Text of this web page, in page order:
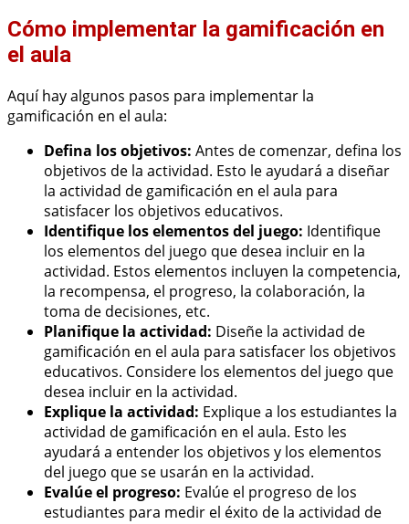
Cómo implementar la gamificación en
el aula
Aquí hay algunos pasos para implementar la
gamificación en el aula:
Defina los objetivos: Antes de comenzar, defina los
objetivos de la actividad. Esto le ayudará a diseñar
la actividad de gamificación en el aula para
satisfacer los objetivos educativos.
Identifique los elementos del juego: Identifique
los elementos del juego que desea incluir en la
actividad. Estos elementos incluyen la competencia,
la recompensa, el progreso, la colaboración, la
toma de decisiones, etc.
Planifique la actividad: Diseñe la actividad de
gamificación en el aula para satisfacer los objetivos
educativos. Considere los elementos del juego que
desea incluir en la actividad.
Explique la actividad: Explique a los estudiantes la
actividad de gamificación en el aula. Esto les
ayudará a entender los objetivos y los elementos
del juego que se usarán en la actividad.
Evalúe el progreso: Evalúe el progreso de los
estudiantes para medir el éxito de la actividad de